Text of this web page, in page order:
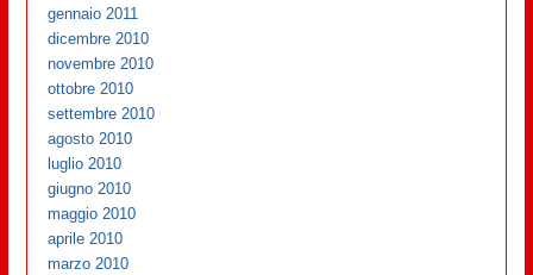
gennaio 2011
dicembre 2010
novembre 2010
ottobre 2010
settembre 2010
agosto 2010
luglio 2010
giugno 2010
maggio 2010
aprile 2010
marzo 2010